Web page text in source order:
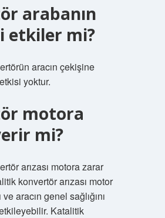
arabanın
etkiler mi?
aracın çekişine
yoktur.
motora
mi?
arızası motora zarar
konvertör arızası motor
aracın genel sağlığını
Katalitik